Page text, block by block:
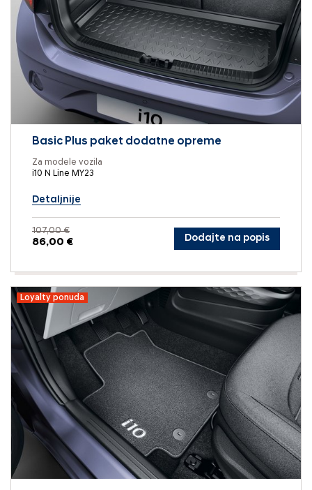
Basic Plus paket dodatne opreme
Za modele vozila
i10 N Line MY23
Detaljnije
107,00 €
86,00 € Dodajte na popis
Loyalty ponuda